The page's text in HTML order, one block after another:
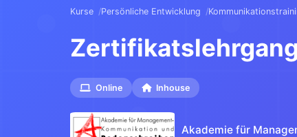
Kurse Persönliche Entwicklung
Online Inhouse
Akademie für